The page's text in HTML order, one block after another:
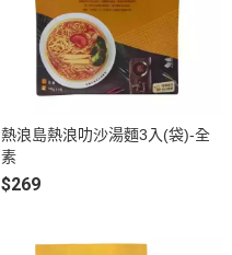
熱浪島熱浪叻沙湯麵3入(袋)-全
素
$269